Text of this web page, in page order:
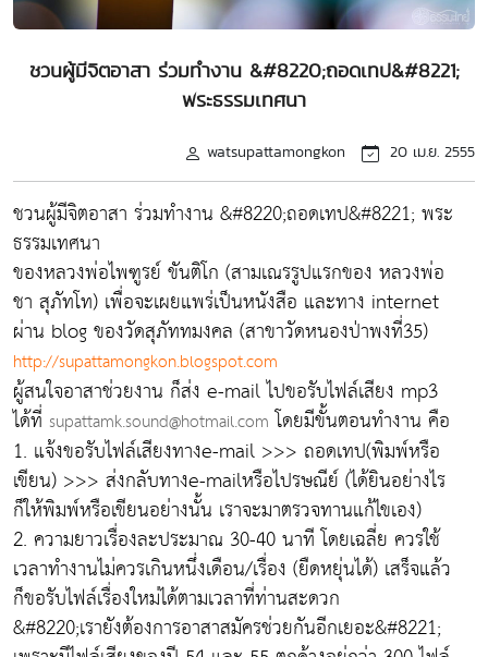
ชวนผู้มีจิตอาสา ร่วมทำงาน &#8220;ถอดเทป&#8221;
พระธรรมเทศนา
watsupattamongkon 20 เม.ย. 2555
ชวนผู้มีจิตอาสา ร่วมทำงาน &#8220;ถอดเทป&#8221; พระ
ธรรมเทศนา
ของหลวงพ่อไพฑูรย์ ขันติโก (สามเณรรูปแรกของ หลวงพ่อ
ชา สุภัทโท) เพื่อจะเผยแพร่เป็นหนังสือ และทาง internet
ผ่าน blog ของวัดสุภัททมงคล (สาขาวัดหนองป่าพงที่35)
http://supattamongkon.blogspot.com
ผู้สนใจอาสาช่วยงาน ก็ส่ง e-mail ไปขอรับไฟล์เสียง mp3
ได้ที่ supattamk.sound@hotmail.com โดยมีขั้นตอนทำงาน คือ
1. แจ้งขอรับไฟล์เสียงทางe-mail >>> ถอดเทป(พิมพ์หรือ
เขียน) >>> ส่งกลับทางe-mailหรือไปรษณีย์ (ได้ยินอย่างไร
ก็ให้พิมพ์หรือเขียนอย่างนั้น เราจะมาตรวจทานแก้ไขเอง)
2. ความยาวเรื่องละประมาณ 30-40 นาที โดยเฉลี่ย ควรใช้
เวลาทำงานไม่ควรเกินหนึ่งเดือน/เรื่อง (ยืดหยุ่นได้) เสร็จแล้ว
ก็ขอรับไฟล์เรื่องใหม่ได้ตามเวลาที่ท่านสะดวก
&#8220;เรายังต้องการอาสาสมัครช่วยกันอีกเยอะ&#8221;